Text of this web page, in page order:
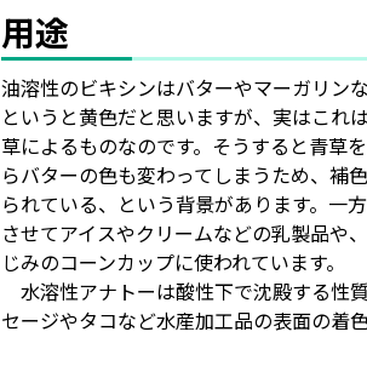
用途
油溶性のビキシンはバターやマーガリン
というと黄色だと思いますが、実はこれ
草によるものなのです。そうすると青草
らバターの色も変わってしまうため、補
られている、という背景があります。一
させてアイスやクリームなどの乳製品や
じみのコーンカップに使われています。
水溶性アナトーは酸性下で沈殿する性
セージやタコなど水産加工品の表面の着色